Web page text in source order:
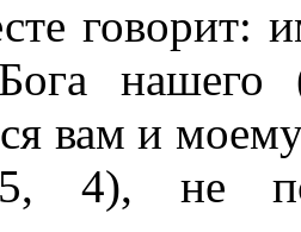
говорит:
вам и
4), не